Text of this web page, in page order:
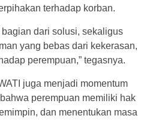
terhadap korban.
dari solusi, sekaligus
yang bebas dari kekerasan,
perempuan,” tegasnya.
juga menjadi momentum
perempuan memiliki hak
dan menentukan masa